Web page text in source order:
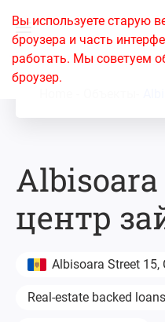
Вы используете старую
броузера и часть
работать. Мы советуем
броузер.
центр
Albisoara Street 15,
Real-estate backed loans